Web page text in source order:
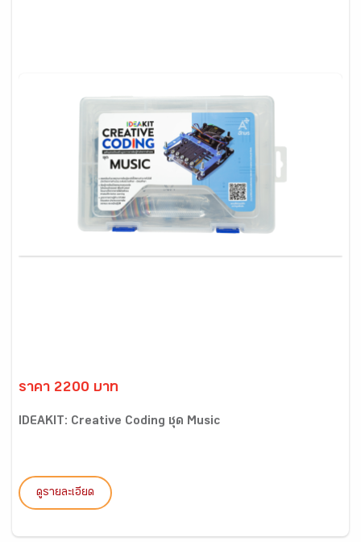
ราคา 2200 บาท
IDEAKIT: Creative Coding ชุด Music
ดูรายละเอียด